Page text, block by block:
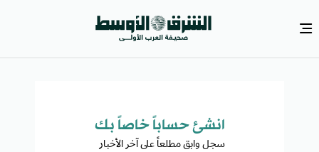
انشئ حساباً خاصاً بك​
سجل وابق مطلعاً على آخر الأخبار ​